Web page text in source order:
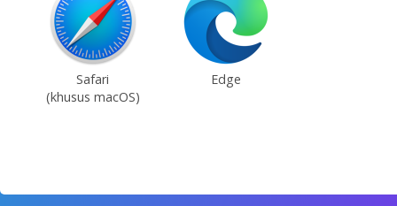
Safari
(khusus macOS)
Edge